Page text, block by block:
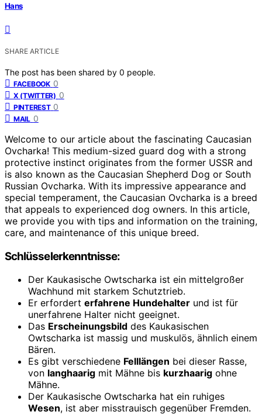
Hans
SHARE ARTICLE
The post has been shared by 0 people.
FACEBOOK 0
X (TWITTER) 0
PINTEREST 0
MAIL 0
Welcome to our article about the fascinating Caucasian
Ovcharka! This medium-sized guard dog with a strong
protective instinct originates from the former USSR and
is also known as the Caucasian Shepherd Dog or South
Russian Ovcharka. With its impressive appearance and
special temperament, the Caucasian Ovcharka is a breed
that appeals to experienced dog owners. In this article,
we provide you with tips and information on the training,
care, and maintenance of this unique breed.
Schlüsselerkenntnisse:
Der Kaukasische Owtscharka ist ein mittelgroßer
Wachhund mit starkem Schutztrieb.
Er erfordert erfahrene Hundehalter und ist für
unerfahrene Halter nicht geeignet.
Das Erscheinungsbild des Kaukasischen
Owtscharka ist massig und muskulös, ähnlich einem
Bären.
Es gibt verschiedene Felllängen bei dieser Rasse,
von langhaarig mit Mähne bis kurzhaarig ohne
Mähne.
Der Kaukasische Owtscharka hat ein ruhiges
Wesen, ist aber misstrauisch gegenüber Fremden.